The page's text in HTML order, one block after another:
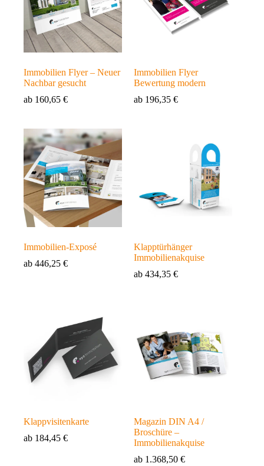
Immobilien Flyer – Neuer
Nachbar gesucht
ab 160,65 €
Immobilien Flyer
Bewertung modern
ab 196,35€
Immobilien-Exposé
ab 446,25 €
Klapptürhänger
Immobilienakquise
ab434,35€
Klappvisitenkarte
ab 184,45 €
Magazin DIN A4 /
Broschüre –
Immobilienakquise
ab 1.368,50€